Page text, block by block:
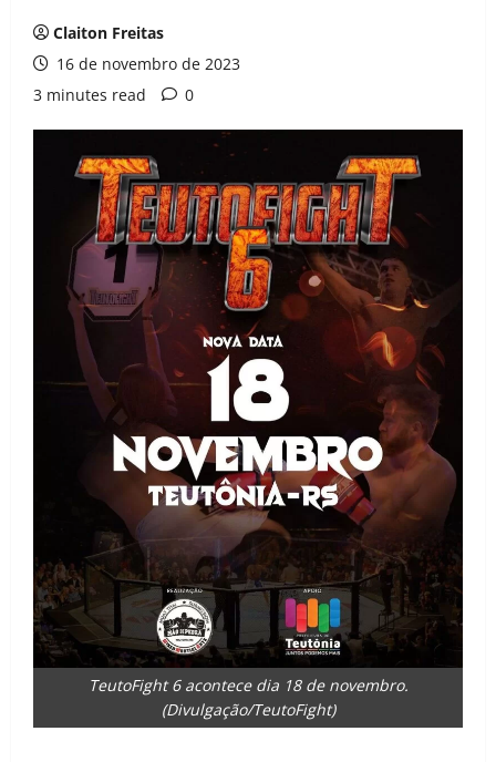
Claiton Freitas
16 de novembro de 2023
3 minutes read
0
TeutoFight 6 acontece dia 18 de novembro.
(Divulgação/TeutoFight)